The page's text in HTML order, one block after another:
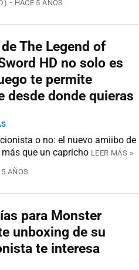
HACE 5 AÑOS
The Legend of
HD no solo es
te permite
desde donde quieras
o no: el nuevo amiibo de
que un capricho LEER MÁS »
5 AÑOS
para Monster
unboxing de su
te interesa